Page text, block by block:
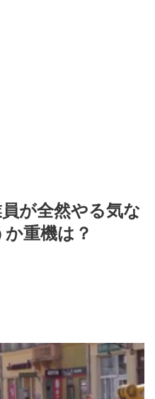
が全然やる気な
重機は？